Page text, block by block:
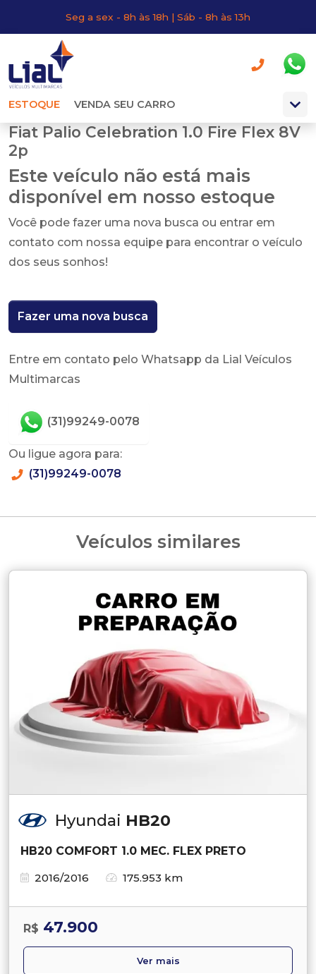
Seg a sex - 8h às 18h | Sáb - 8h às 13h
ESTOQUE VENDA SEU CARRO
Fiat Palio Celebration 1.0 Fire Flex 8V
2p
Este veículo não está mais
disponível em nosso estoque
Você pode fazer uma nova busca ou entrar em
contato com nossa equipe para encontrar o veículo
dos seus sonhos!
Fazer uma nova busca
Entre em contato pelo Whatsapp da Lial Veículos
Multimarcas
(31)99249-0078
Ou ligue agora para:
(31)99249-0078
Veículos similares
Hyundai HB20
HB20 COMFORT 1.0 MEC. FLEX PRETO
2016/2016
175.953 km
R$ 47.900
Ver mais